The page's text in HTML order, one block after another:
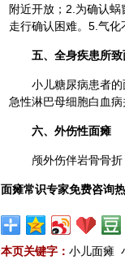
附近开放；2.为确认
走行确认困难。5.气化
五、全身疾患所致
小儿糖尿病患者
急性淋巴母细胞白血病
六、外伤性面瘫
颅外伤伴岩骨骨折
面瘫常识专家免费咨询
本页关键字： 小儿面瘫